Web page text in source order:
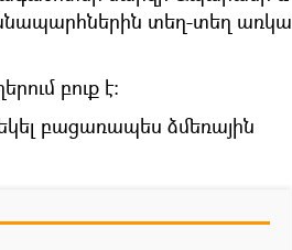
տեղ-տեղ առկա
բուք է:
բացառապես ձմեռային